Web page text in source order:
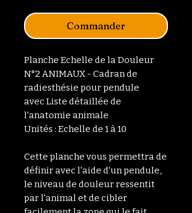
Commander
Planche Echelle de la Douleur
N°2 ANIMAUX - Cadran de
radiesthésie pour pendule
avec Liste détaillée de
l'anatomie animale
Unités : Echelle de 1 à 10
Cette planche vous permettra de
définir avec l'aide d'un pendule,
le niveau de douleur ressentit
par l'animal et de cibler